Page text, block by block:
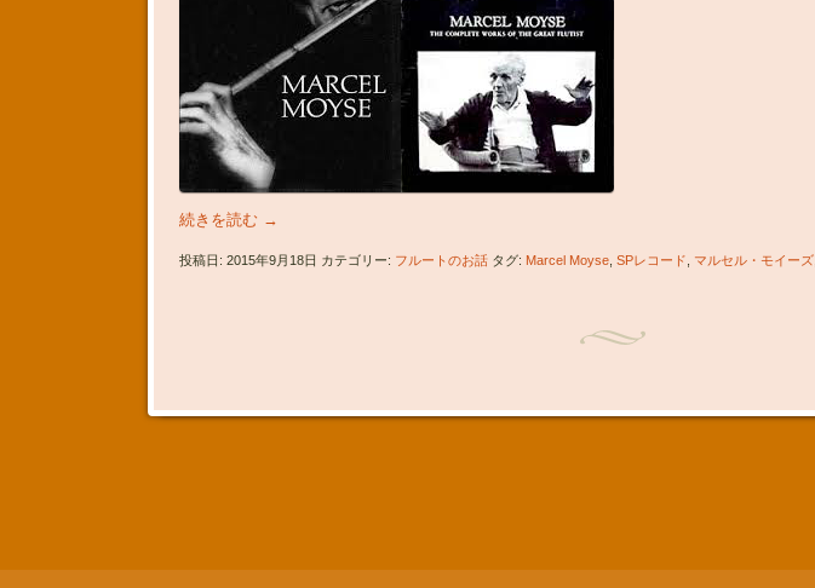
続きを読む →
投稿日: 2015年9月18日 カテゴリー: フルートのお話タグ: Marcel Moyse, SPレコード マルセル・モイーズ,
投稿ナビゲーション